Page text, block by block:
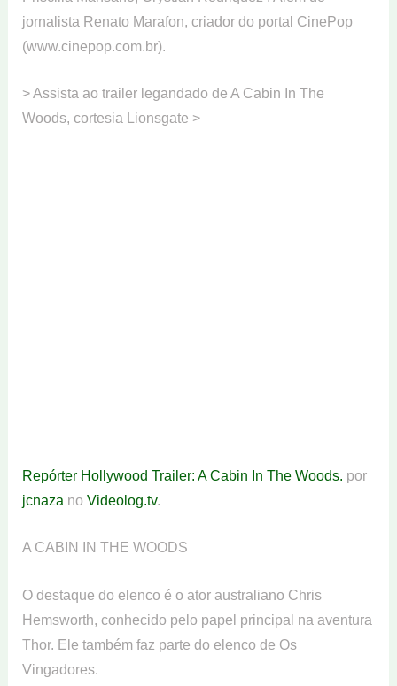
jornalista Renato Marafon, criador do portal CinePop
(www.cinepop.com.br).
> Assista ao trailer legandado de A Cabin In The
Woods, cortesia Lionsgate >
Repórter Hollywood Trailer: A Cabin In The Woods. por
jcnaza no Videolog.tv.
A CABIN IN THE WOODS
O destaque do elenco é o ator australiano Chris
Hemsworth, conhecido pelo papel principal na aventura
Thor. Ele também faz parte do elenco de Os
Vingadores.